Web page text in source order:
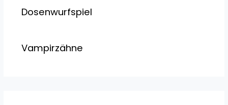
Dosenwurfspiel
Vampirzähne